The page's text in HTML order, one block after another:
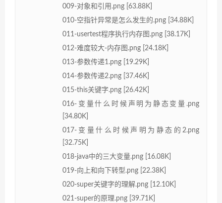
009-对象和引用.png [63.88K]
010-空指针异常是怎么发生的.png [34.88K]
011-usertest程序执行内存图.png [38.17K]
012-难度较大-内存图.png [24.18K]
013-参数传递1.png [19.29K]
014-参数传递2.png [37.46K]
015-this关键字.png [26.42K]
016-变量什么时候声明为静态变量.png
[34.80K]
017-变量什么时候声明为静态的2.png
[32.75K]
018-java中的三大变量.png [16.08K]
019-向上和向下转型.png [22.38K]
020-super关键字的理解.png [12.10K]
021-super的原理.png [39.71K]